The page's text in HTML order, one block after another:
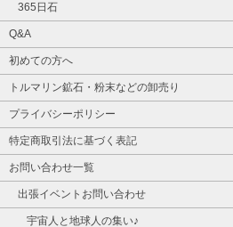
365日石
Q&A
初めての方へ
トルマリン鉱石・粉末などの卸売り
プライバシーポリシー
特定商取引法に基づく表記
お問い合わせ一覧
出張イベントお問い合わせ
宇宙人と地球人の集い♪